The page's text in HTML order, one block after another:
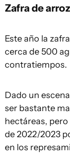
Zafra de arroz
Este año la
cerca de 500
contratiempos.
Dado un
ser bastante
hectáreas,
de 2022/2023
en los